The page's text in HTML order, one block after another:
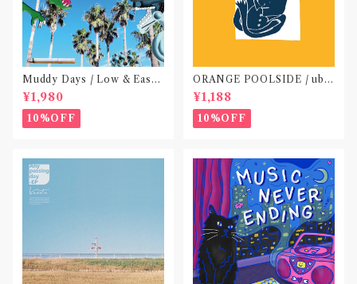
Muddy Days / Low & Easy
Life〝東京〟
¥1,980
10%OFF
ORANGE POOLSIDE / ubu
(CD作品)〝神奈川・厚木〟
¥1,188
10%OFF